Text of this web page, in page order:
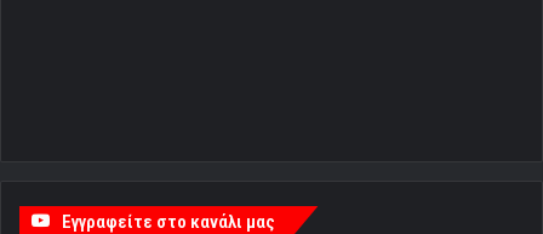
Εγγραφείτε στο κανάλι μας